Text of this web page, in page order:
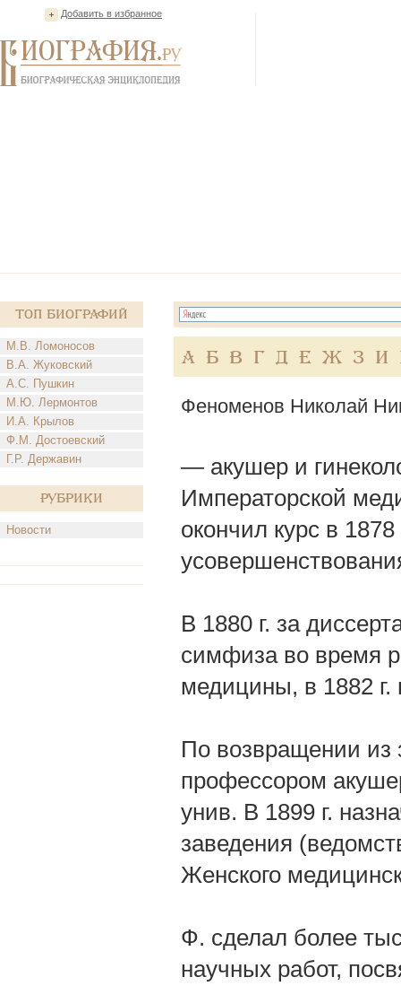
Добавить в избранное
Топ Биографий
М.В. Ломоносов
В.А. Жуковский
А.С. Пушкин
М.Ю. Лермонтов
И.А. Крылов
Ф.М. Достоевский
Г.Р. Державин
Рубрики
Новости
А Б В Г Д Е Ж З И
Феноменов Николай
— акушер и
Императорской
окончил курс в
В 1880 г. за
симфиза во время
медицины, в 1882 г.
По возвращении из
профессором
унив. В 1899 г.
заведения
Женского
Ф. сделал более
научных работ,